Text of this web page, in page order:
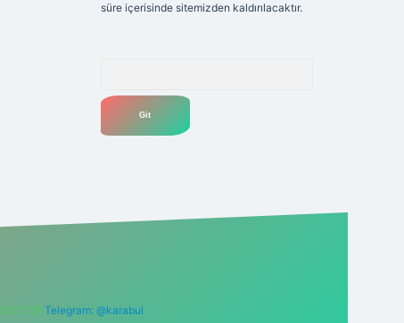
süre içerisinde sitemizden kaldırılacaktır.
0 726 Telegram: @karabul